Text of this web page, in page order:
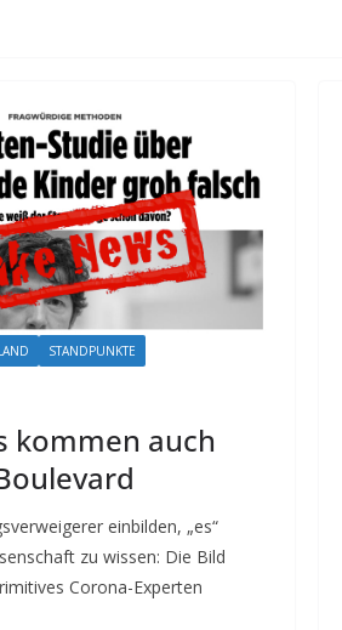
STANDPUNKTE
kommen auch
einbilden, „es“
zu wissen: Die Bild
Corona-Experten